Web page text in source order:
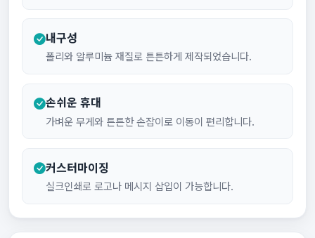
내구성
폴리와 알루미늄 재질로 튼튼하게 제작되었습니다.
손쉬운 휴대
가벼운 무게와 튼튼한 손잡이로 이동이 편리합니다.
커스터마이징
실크인쇄로 로고나 메시지 삽입이 가능합니다.